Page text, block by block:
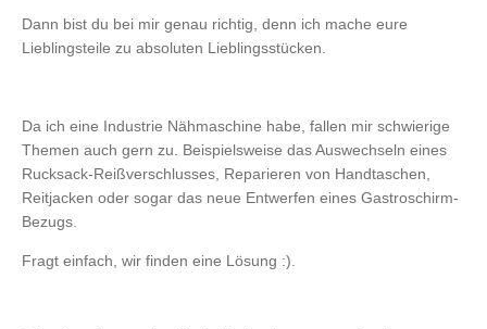
Dann bist du bei mir genau richtig, denn ich mache eure
Lieblingsteile zu absoluten Lieblingsstücken.
Da ich eine Industrie Nähmaschine habe, fallen mir schwierige
Themen auch gern zu. Beispielsweise das Auswechseln eines
Rucksack-Reißverschlusses, Reparieren von Handtaschen,
Reitjacken oder sogar das neue Entwerfen eines Gastroschirm-
Bezugs.
Fragt einfach, wir finden eine Lösung :).